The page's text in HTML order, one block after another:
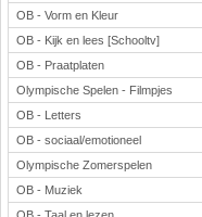
OB - Vorm en Kleur
OB - Kijk en lees [Schooltv]
OB - Praatplaten
Olympische Spelen - Filmpjes
OB - Letters
OB - sociaal/emotioneel
Olympische Zomerspelen
OB - Muziek